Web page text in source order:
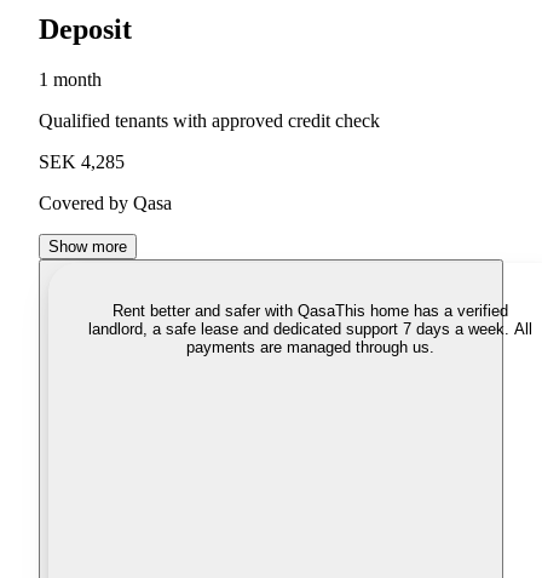
Deposit
1 month
Qualified tenants with approved credit check
SEK 4,285
Covered by Qasa
Show more
Rent better and safer with QasaThis home has a verified
landlord, a safe lease and dedicated support 7 days a week. All
payments are managed through us.